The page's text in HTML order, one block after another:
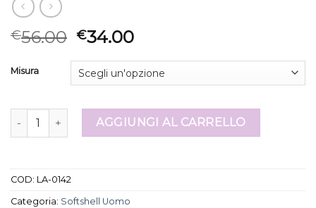
€56.00 €34.00
Misura
softshell uomo quantitàAGGIUNGI AL CARRELLO
COD: LA-0142
Categoria: Softshell Uomo